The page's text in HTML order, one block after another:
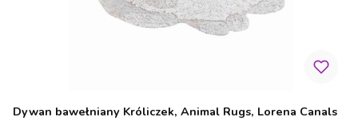
Dywan bawełniany Króliczek, Animal Rugs, Lorena Canals